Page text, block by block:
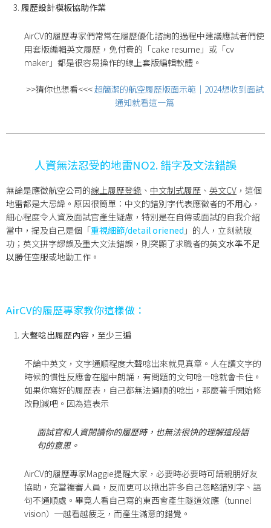
履歷設計模板協助作業
AirCV的履歷專家們常常在履歷優化諮詢的過程中建議應試者們使
用套版編輯英文履歷，免付費的「cake resume」或「cv
maker」都是很容易操作的線上套版編輯軟體。
>>猜你也想看<<<超簡潔的航空履歷版面示範｜2024想收到面試
通知就看這一篇
人資無法忍受的地雷NO2. 錯字及文法錯誤
無論是應徵航空公司的線上履歷登錄 、 中文制式履歷 、 英文CV ，這個
地雷都是大忌諱。原因很簡單：中文的錯別字代表應徵者的不用心 ，
細心程度令人資及面試官產生疑慮，特別是在自傳或面試的自我介紹
當中，提及自己是個「重視細節/detail oriened 」的人，立刻就破
功；英文拼字謬誤及重大文法錯誤，則突顯了求職者的英文水準不足
以勝任空服或地勤工作。
AirCV的履歷專家教你這樣做：
大聲唸出履歷內容，至少三遍
不論中英文，文字通順程度大聲唸出來就見真章。人在讀文字的
時候的慣性反應會在腦中朗誦，有問題的文句唸一唸就會卡住。
如果你寫好的履歷表，自己都無法通順的唸出，那麼著手開始修
改刪減吧。因為這表示
面試官和人資閱讀你的履歷時，也無法很快的理解這段語
句的意思。
AirCV的履歷專家Maggie提醒大家，必要時必要時可請親朋好友
協助，充當複審人員，反而更可以揪出許多自己忽略錯別字、語
句不通順處。畢竟人看自己寫的東西會產生隧道效應（tunnel
vision）­­─越看越疲乏，而產生滿意的錯覺。